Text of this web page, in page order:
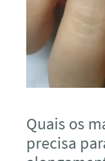
Quais os
precisa